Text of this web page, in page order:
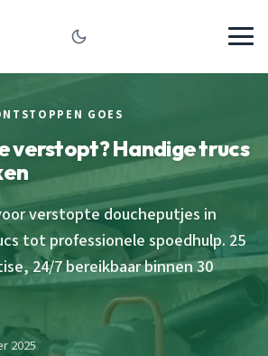
GOES
verstopt? Handige trucs
verstopte doucheputjes in
tot professionele spoedhulp. 25
24/7 bereikbaar binnen 30
2025